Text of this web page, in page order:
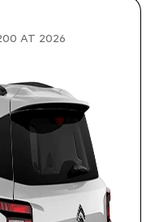
AT 2026